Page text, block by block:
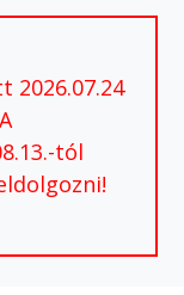
2026.07.24
tól